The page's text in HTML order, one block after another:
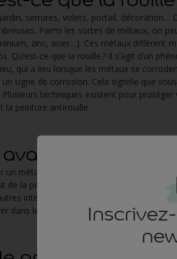
serrures, volets, portail, décoration…
Parmi les sortes de métaux, on
zinc, acier…). Ces métaux diffèrent
Qu’est-ce que la rouille ? Il s’agit d’un
qui a lieu lorsque les métaux se
signe de corrosion. Cela signifie que
techniques existent pour
la peinture antirouille.
d'une
un métal de la peinture antirouille peut
de la peinture antirouille est de protéger
intempéries. Le but est ainsi de les
dans le temps.